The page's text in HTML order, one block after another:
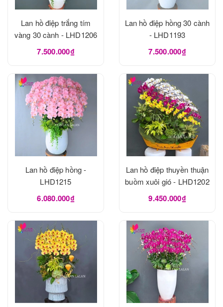
Lan hồ điệp trắng tím
vàng 30 cành - LHD1206
7.500.000₫
Lan hồ điệp hồng 30 cành
- LHD1193
7.500.000₫
Lan hồ điệp hồng -
LHD1215
6.080.000₫
Lan hồ điệp thuyền thuận
buồm xuôi gió - LHD1202
9.450.000₫